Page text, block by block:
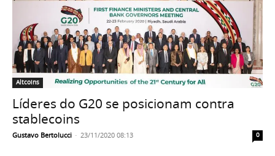
Altcoins
Líderes do G20 se posicionam contra
stablecoins
Gustavo Bertolucci - 23/11/2020 08:13 0